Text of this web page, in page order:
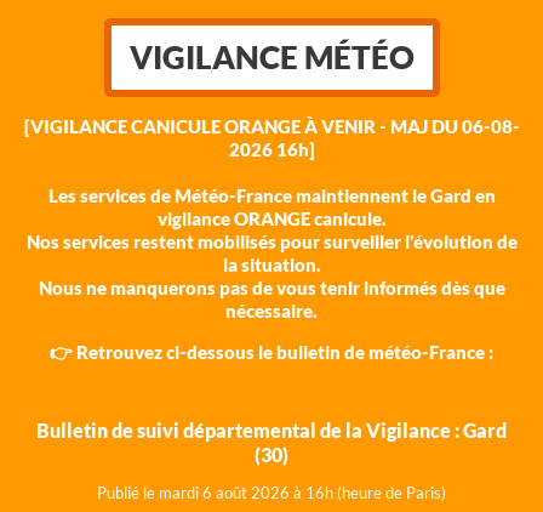
VIGILANCE MÉTÉO
[VIGILANCE CANICULE ORANGE À VENIR - MAJ DU 06-08-
2026 16h]
Les services de Météo-France maintiennent le Gard en
vigilance ORANGE canicule.
Nos services restent mobilisés pour surveiller l'évolution de
la situation.
Nous ne manquerons pas de vous tenir informés dès que
nécessaire.
👉 Retrouvez ci-dessous le bulletin de météo-France :
Bulletin de suivi départemental de la Vigilance : Gard
(30)
Publié le mardi 6 août 2026 à 16h (heure de Paris)